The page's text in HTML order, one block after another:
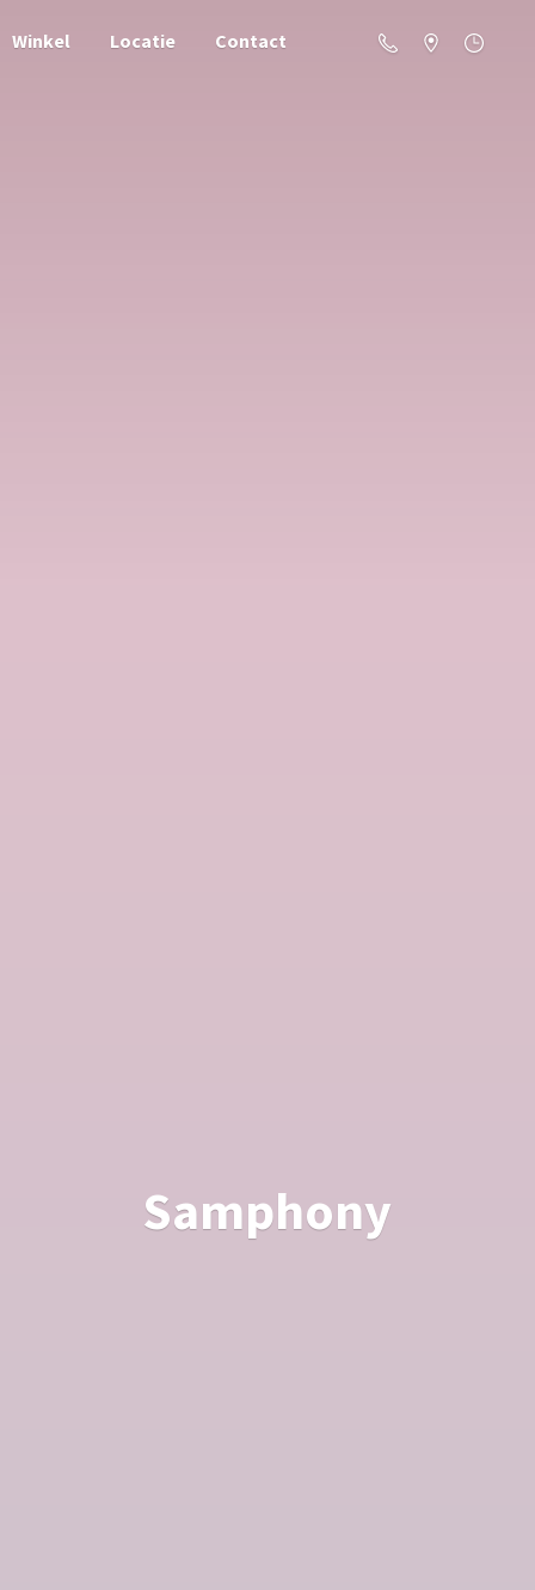
Winkel Locatie Contact
Samphony